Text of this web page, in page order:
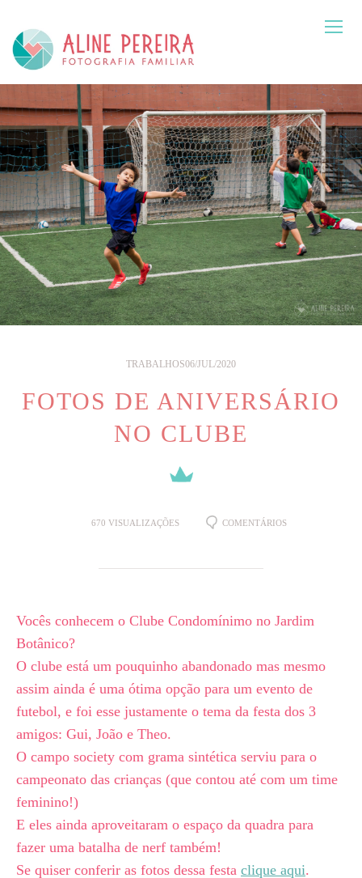
TRABALHOS06/JUL/2020
FOTOS DE ANIVERSÁRIO
NO CLUBE
670 VISUALIZAÇÕES COMENTÁRIOS
Vocês conhecem o Clube Condomínimo no Jardim
Botânico?
O clube está um pouquinho abandonado mas mesmo
assim ainda é uma ótima opção para um evento de
futebol, e foi esse justamente o tema da festa dos 3
amigos: Gui, João e Theo.
O campo society com grama sintética serviu para o
campeonato das crianças (que contou até com um time
feminino!)
E eles ainda aproveitaram o espaço da quadra para
fazer uma batalha de nerf também!
Se quiser conferir as fotos dessa festa clique aqui.